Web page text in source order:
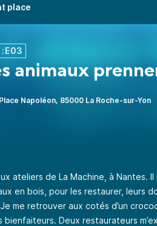
place
animaux
Place Napoléon, 85000 La Roche-sur-Yon
ateliers de La Machine, à Nantes. Il
en bois, pour les restaurer, leurs
me retrouver aux cotés d’un
bienfaiteurs. Deux restaurateurs